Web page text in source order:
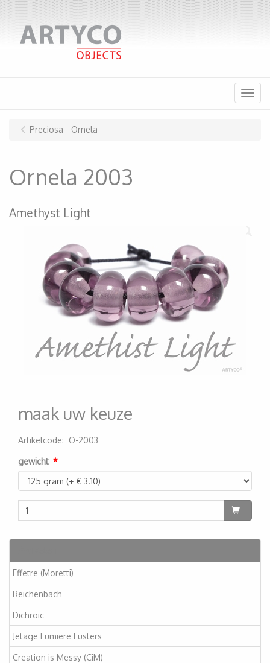
Menu
Effetre (Moretti)
Reichenbach
Dichroic
Jetage Lumiere Lusters
Creation is Messy (CiM)
Preciosa - Ornela
Ornela 2003
Amethyst Light
maak uw keuze
Artikelcode: O-2003
gewicht